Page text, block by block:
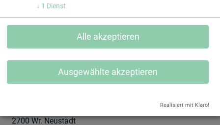
Jetzt bewerben
www.equans.at
Viktor-Kaplan-Straße 2, Bauteil E, Eingang West, 1. OG,
2700 Wr. Neustadt
↓ 1 Dienst
Ausgewählte akzeptieren
Alle akzeptieren
Realisiert mit Klaro!